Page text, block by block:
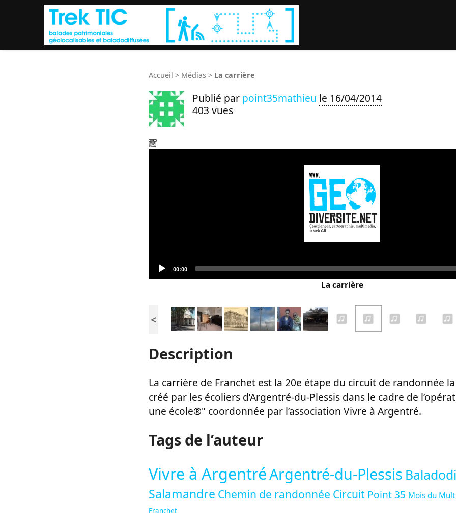
Accueil > Médias > La carrière
Publié par point35mathieu le 16/04/2014
403 vues
Audio
Player
Current
00:00
La carrière
<
Description
La carrière de Franchet est la 20e étape du circuit de randonnée
créé par les écoliers d’Argentré-du-Plessis dans le cadre de
une école®" coordonnée par l’association Vivre à Argentré.
Tags de l’auteur
Vivre à ArgentréArgentré-du-Plessis
Salamandre Chemin de randonnée Circuit Point 35 Mois du
Franchet